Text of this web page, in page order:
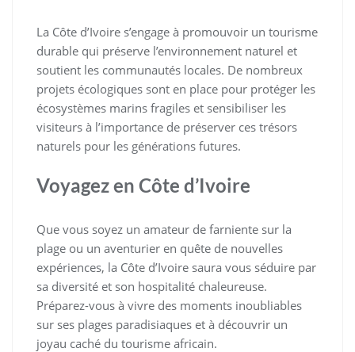
La Côte d’Ivoire s’engage à promouvoir un tourisme
durable qui préserve l’environnement naturel et
soutient les communautés locales. De nombreux
projets écologiques sont en place pour protéger les
écosystèmes marins fragiles et sensibiliser les
visiteurs à l’importance de préserver ces trésors
naturels pour les générations futures.
Voyagez en Côte d’Ivoire
Que vous soyez un amateur de farniente sur la
plage ou un aventurier en quête de nouvelles
expériences, la Côte d’Ivoire saura vous séduire par
sa diversité et son hospitalité chaleureuse.
Préparez-vous à vivre des moments inoubliables
sur ses plages paradisiaques et à découvrir un
joyau caché du tourisme africain.